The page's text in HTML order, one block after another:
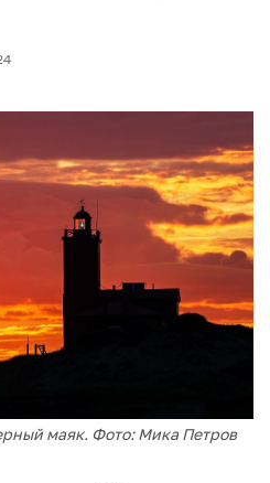
маяк. Фото: Мика Петров